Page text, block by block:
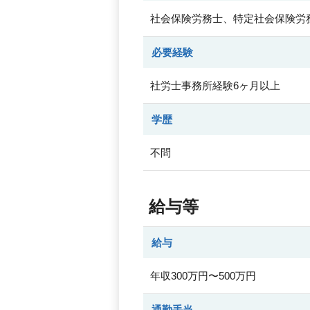
社会保険労務士、特定社会保険労
必要経験
社労士事務所経験6ヶ月以上
学歴
不問
給与等
給与
年収300万円〜500万円